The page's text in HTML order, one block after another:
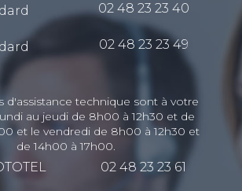
02 48 23 23 40
02 48 23 23 49
d'assistance technique sont à votre
au jeudi de 8h00 à 12h30 et de
et le vendredi de 8h00 à 12h30 et
de 14h00 à 17h00.
02 48 23 23 61